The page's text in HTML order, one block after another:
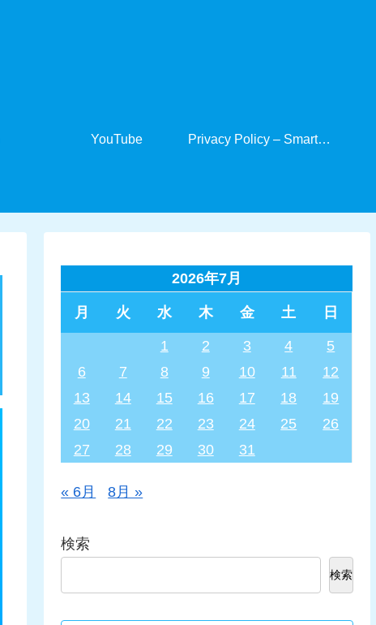
YouTube Privacy Policy – SmartCabinet
2026年7月
月 火 水 木 金 土 日
1 2 3 4
5
6
7 8 9 10 11
12
13
14 15 16 17 18
19
20
21 22 23 24 25
26
27
28 29 30 31
« 6月 8月 »
検索
検索